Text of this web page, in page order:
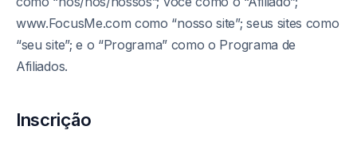
www.FocusMe.com como “nosso site”; seus sites como
“seu site”; e o “Programa” como o Programa de
Afiliados.
Inscrição